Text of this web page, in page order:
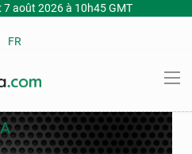
7 août 2026 à 10h45 GMT
FR